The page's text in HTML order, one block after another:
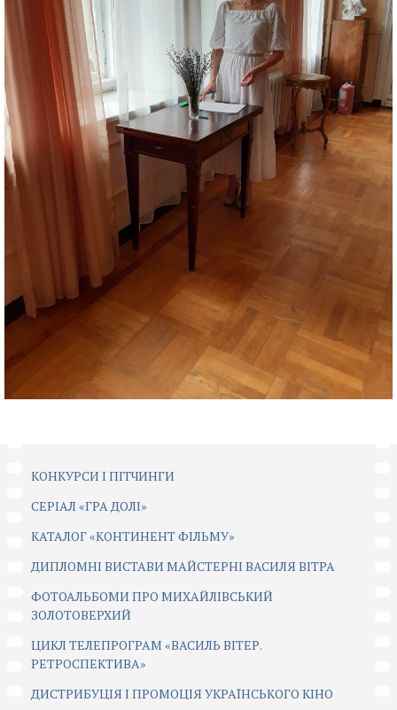
КОНКУРСИ І ПІТЧИНГИ
CЕРІАЛ «ГРА ДОЛІ»
КАТАЛОГ «КОНТИНЕНТ ФІЛЬМУ»
ДИПЛОМНІ ВИСТАВИ МАЙСТЕРНІ ВАСИЛЯ ВІТРА
ФОТОАЛЬБОМИ ПРО МИХАЙЛІВСЬКИЙ
ЗОЛОТОВЕРХИЙ
ЦИКЛ ТЕЛЕПРОГРАМ «ВАСИЛЬ ВІТЕР.
РЕТРОСПЕКТИВА»
ДИСТРИБУЦІЯ І ПРОМОЦІЯ УКРАЇНСЬКОГО КІНО